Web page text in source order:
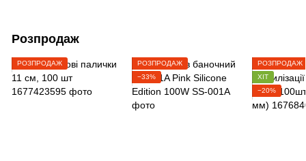
Розпродаж
РОЗПРОДАЖ
РОЗПРОДАЖ
−33%
РОЗПРОДАЖ
ХІТ
−20%